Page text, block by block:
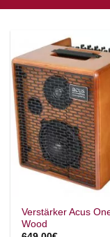
Verstärker Acus
Wood